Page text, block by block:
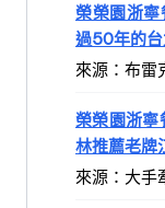
榮榮園浙
過50年的
來源：布
榮榮園浙
林推薦老牌
來源：大